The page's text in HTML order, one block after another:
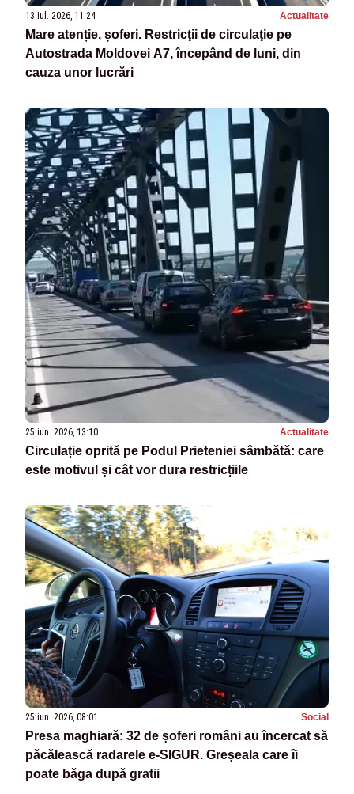
13 iul. 2026, 11:24 Actualitate
Mare atenție, șoferi. Restricţii de circulaţie pe
Autostrada Moldovei A7, începând de luni, din
cauza unor lucrări
25 iun. 2026, 13:10 Actualitate
Circulație oprită pe Podul Prieteniei sâmbătă: care
este motivul și cât vor dura restricțiile
25 iun. 2026, 08:01 Social
Presa maghiară: 32 de șoferi români au încercat să
păcălească radarele e-SIGUR. Greșeala care îi
poate băga după gratii